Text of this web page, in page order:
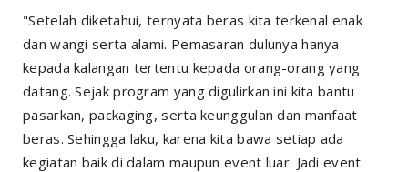
"Setelah diketahui, ternyata beras kita terkenal enak
dan wangi serta alami. Pemasaran dulunya hanya
kepada kalangan tertentu kepada orang-orang yang
datang. Sejak program yang digulirkan ini kita bantu
pasarkan, packaging, serta keunggulan dan manfaat
beras. Sehingga laku, karena kita bawa setiap ada
kegiatan baik di dalam maupun event luar. Jadi event